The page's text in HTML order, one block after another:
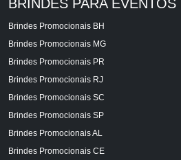
BRINDES PARA EVENTOS
Brindes Promocionais BH
Brindes Promocionais MG
Brindes Promocionais PR
Brindes Promocionais RJ
Brindes Promocionais SC
Brindes Promocionais SP
Brindes Promocionais AL
Brindes Promocionais CE